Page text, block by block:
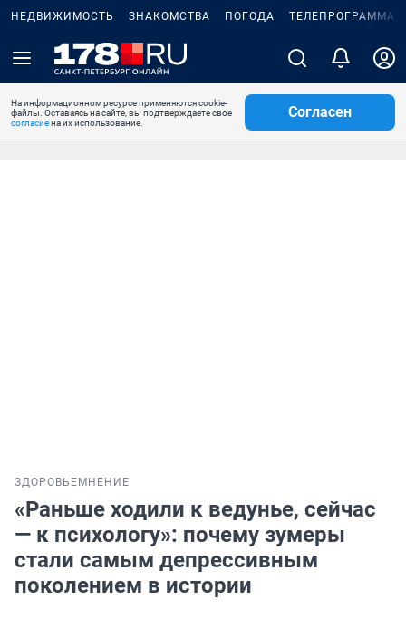
НЕДВИЖИМОСТЬ ЗНАКОМСТВА ПОГОДА ТЕЛЕПРОГРАММА
На информационном ресурсе применяются cookie-
файлы. Оставаясь на сайте, вы подтверждаете свое
согласиена их использование.
Согласен
ЗДОРОВЬЕ МНЕНИЕ
«Раньше ходили к ведунье, сейчас
— к психологу»: почему зумеры
стали самым депрессивным
поколением в истории